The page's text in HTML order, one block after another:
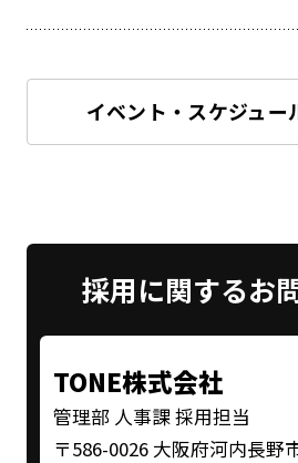
イベント・スケジュー
採用に関するお
TONE株式会社
管理部 人事課 採用担当
〒586-0026 大阪府河内長野